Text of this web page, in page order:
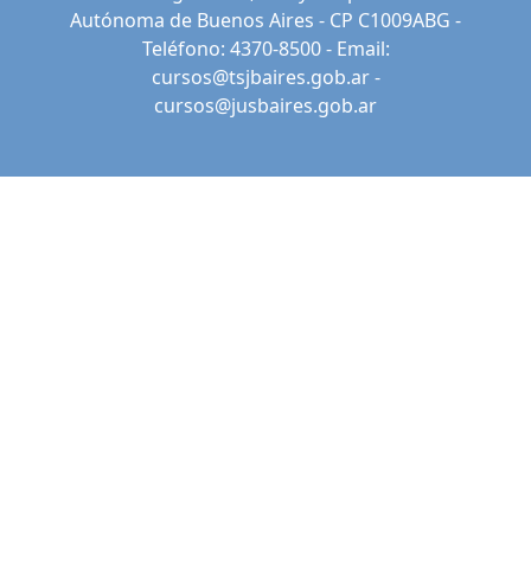
Autónoma de Buenos Aires - CP C1009ABG -
Teléfono: 4370-8500 - Email:
cursos@tsjbaires.gob.ar-
cursos@jusbaires.gob.ar